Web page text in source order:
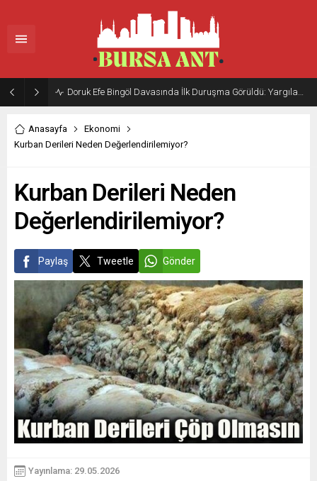
Doruk Efe Bingöl Davasında İlk Duruşma Görüldü: Yargılama 20 Ekim 2026’ya Ertelendi
Anasayfa
Ekonomi
Kurban Derileri Neden Değerlendirilemiyor?
Kurban Derileri Neden
Değerlendirilemiyor?
Paylaş Tweetle Gönder
Yayınlama: 29.05.2026